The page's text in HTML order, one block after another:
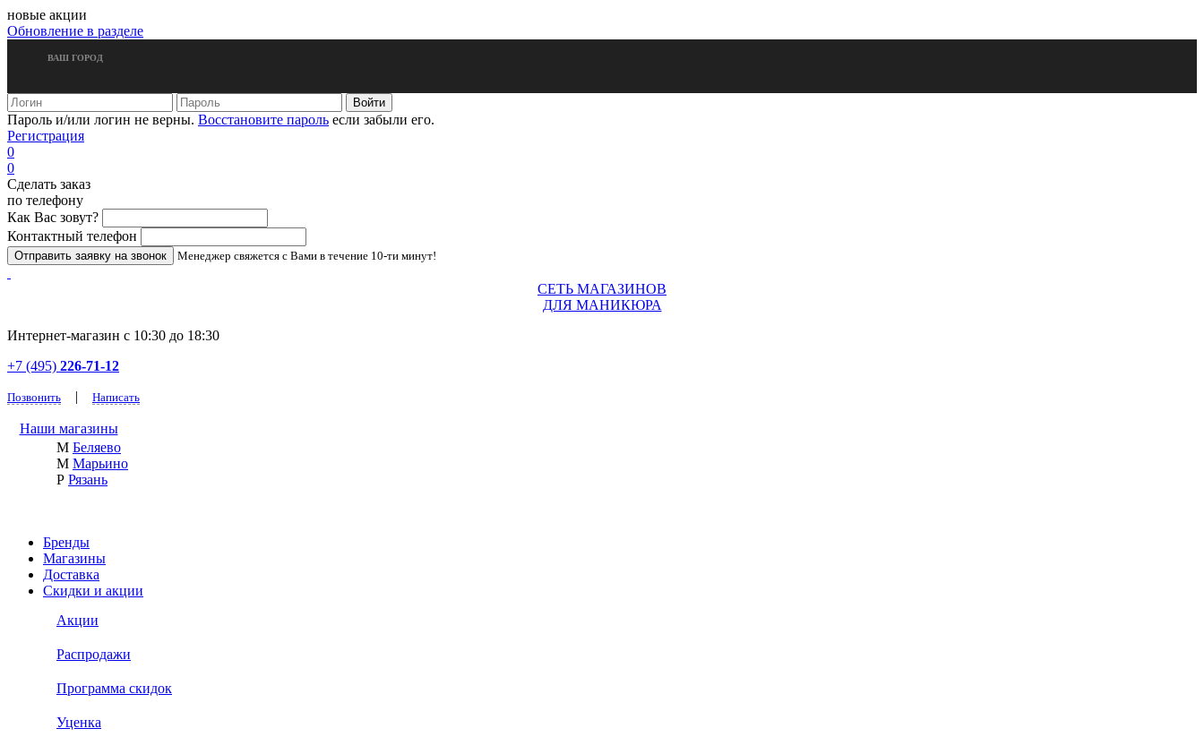
новые акции
Обновление в разделе
ВАШ ГОРОД
Пароль и/или логин не верны. Восстановите пароль если забыли его.
Регистрация
0
0
Сделать заказ
по телефону
Как Вас зовут?
Контактный телефон
Менеджер свяжется с Вами в течение 10-ти минут!
СЕТЬ МАГАЗИНОВ
ДЛЯ МАНИКЮРА
Интернет-магазин с 10:30 до 18:30
+7 (495) 226-71-12
Позвонить | Написать
Наши магазины
М Беляево
М Марьино
Р Рязань
Бренды
Магазины
Доставка
Скидки и акции
Акции
Распродажи
Программа скидок
Уценка